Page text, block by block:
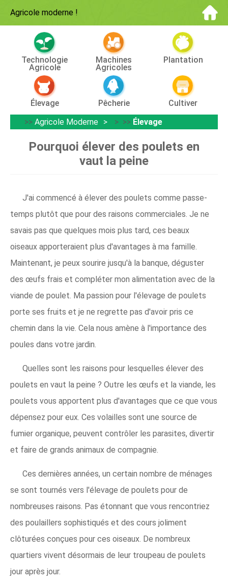
Agricole moderne !
Technologie
Agricole
Machines
Agricoles
Plantation
Élevage Pêcherie
Cultiver
>> Agricole Moderne > >> Élevage
Pourquoi élever des poulets en
vaut la peine
J'ai commencé à élever des poulets comme passe-
temps plutôt que pour des raisons commerciales. Je ne
savais pas que quelques mois plus tard, ces beaux
oiseaux apporteraient plus d'avantages à ma famille.
Maintenant, je peux sourire jusqu'à la banque, déguster
des œufs frais et compléter mon alimentation avec de la
viande de poulet. Ma passion pour l'élevage de poulets
porte ses fruits et je ne regrette pas d'avoir pris ce
chemin dans la vie. Cela nous amène à l'importance des
poules dans votre jardin.
Quelles sont les raisons pour lesquelles élever des
poulets en vaut la peine ? Outre les œufs et la viande, les
poulets vous apportent plus d'avantages que ce que vous
dépensez pour eux. Ces volailles sont une source de
fumier organique, peuvent contrôler les parasites, divertir
et faire de grands animaux de compagnie.
Ces dernières années, un certain nombre de ménages
se sont tournés vers l'élevage de poulets pour de
nombreuses raisons. Pas étonnant que vous rencontriez
des poulaillers sophistiqués et des cours joliment
clôturées conçues pour ces oiseaux. De nombreux
quartiers vivent désormais de leur troupeau de poulets
jour après jour.